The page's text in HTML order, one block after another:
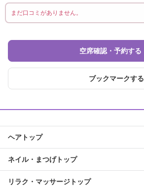
まだ口コミがありません。
空席確認・予約する
ブックマークする
ヘアトップ
ネイル・まつげトップ
リラク・マッサージトップ